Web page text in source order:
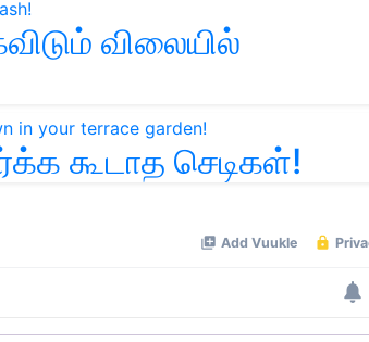
விலையில்
கூடாத செடிகள்!